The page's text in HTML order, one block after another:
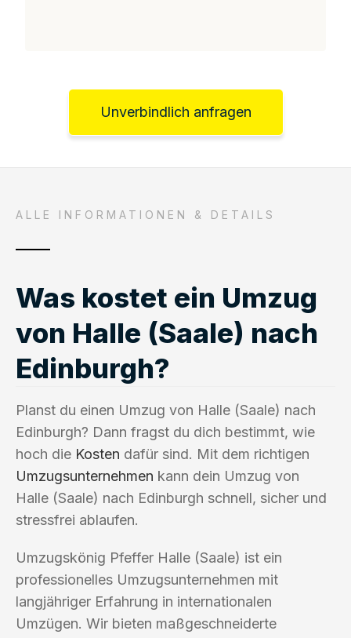
Unverbindlich anfragen
ALLE INFORMATIONEN & DETAILS
Was kostet ein Umzug
von Halle (Saale) nach
Edinburgh?
Planst du einen Umzug von Halle (Saale) nach
Edinburgh? Dann fragst du dich bestimmt, wie
hoch die Kosten dafür sind. Mit dem richtigen
Umzugsunternehmen kann dein Umzug von
Halle (Saale) nach Edinburgh schnell, sicher und
stressfrei ablaufen.
Umzugskönig Pfeffer Halle (Saale) ist ein
professionelles Umzugsunternehmen mit
langjähriger Erfahrung in internationalen
Umzügen. Wir bieten maßgeschneiderte